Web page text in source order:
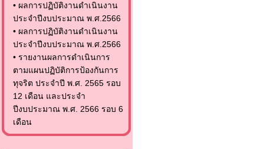
• ผลการปฏิบัติงานดำเนินงาน
ประจำปีงบประมาณ พ.ศ.2566
• ผลการปฏิบัติงานดำเนินงาน
ประจำปีงบประมาณ พ.ศ.2566
• รายงานผลการดำเนินการ
ตามแผนปฏิบัติการป้องกันการ
ทุจริต ประจำปี พ.ศ. 2565 รอบ
12 เดือน และประจำ
ปีงบประมาณ พ.ศ. 2566 รอบ 6
เดือน